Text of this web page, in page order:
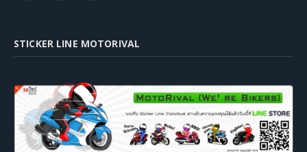
STICKER LINE MOTORIVAL